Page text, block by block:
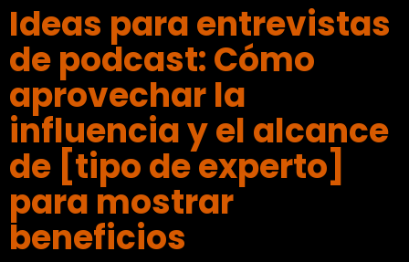
Ideas para entrevistas
de podcast: Cómo
aprovechar la
influencia y el alcance
de [tipo de experto]
para mostrar
beneficios